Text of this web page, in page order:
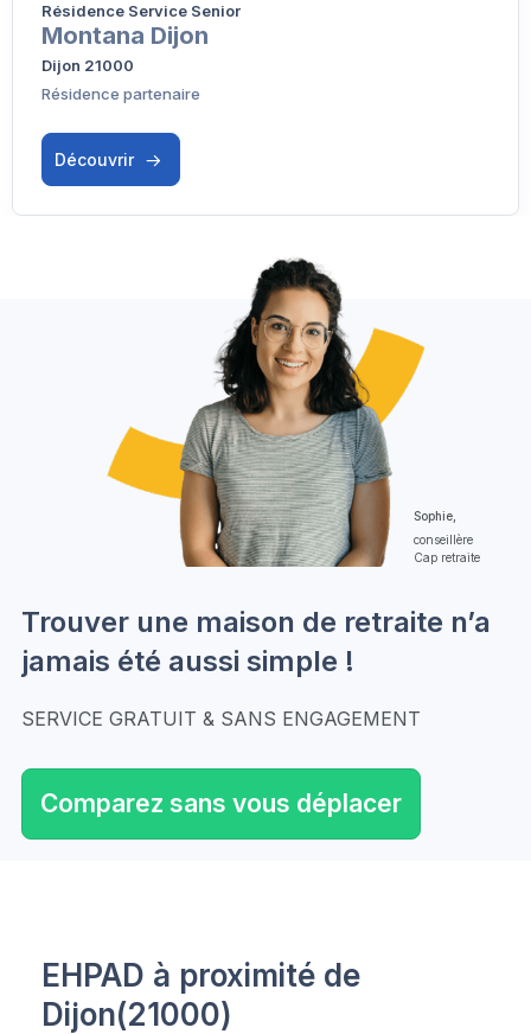
Résidence Service Senior
Montana Dijon
Dijon 21000
Résidence partenaire
Découvrir
Sophie,
conseillère
Cap retraite
Trouver une maison de retraite n’a
jamais été aussi simple !
SERVICE GRATUIT & SANS ENGAGEMENT
Comparez sans vous déplacer
EHPAD à proximité de
Dijon(21000)